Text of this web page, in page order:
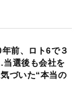
年前、ロト6で３
選後も会社を
づいた“本当の